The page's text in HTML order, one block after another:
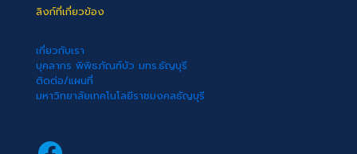
ลิงก์ที่เกี่ยวข้อง
เกี่ยวกับเรา
บุคลากร พิพิธภัณฑ์บัว มทร.ธัญบุรี
ติดต่อ/แผนที่
มหาวิทยาลัยเทคโนโลยีราชมงคลธัญบุรี